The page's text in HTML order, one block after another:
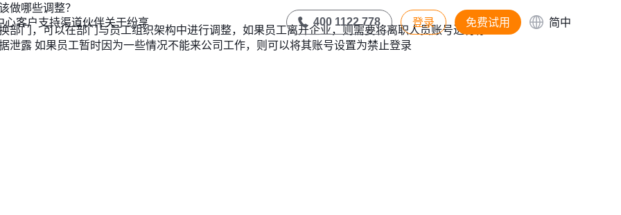
心客户支持渠道伙伴关于纷享 400 1122 778 登录 免费试用 简中
做哪些调整？
部门，可以在部门与员工组织架构中进行调整，如果员工离开企业，则需要将离职人员账号进行停
泄露 如果员工暂时因为一些情况不能来公司工作，则可以将其账号设置为禁止登录